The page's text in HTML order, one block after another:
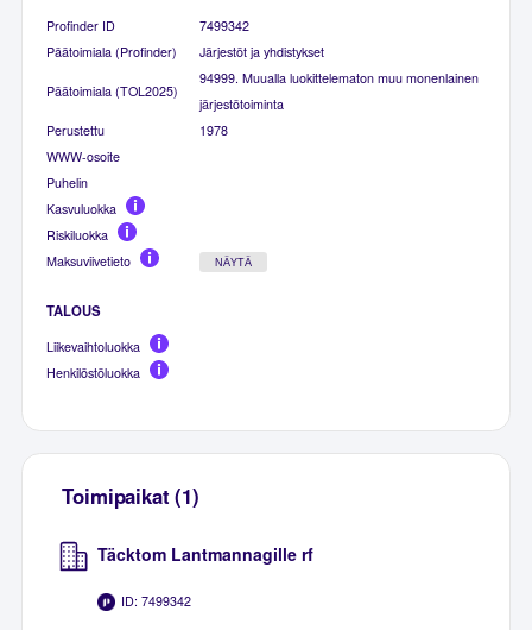
Profinder ID
7499342
Päätoimiala (Profinder)
Järjestöt ja yhdistykset
Päätoimiala (TOL2025)
94999. Muualla luokittelematon muu monenlainen
järjestötoiminta
Perustettu
1978
WWW-osoite
Puhelin
Kasvuluokka
Riskiluokka
Maksuviivetieto
NÄYTÄ
TALOUS
Liikevaihtoluokka
Henkilöstöluokka
Toimipaikat (1)
Täcktom Lantmannagille rf
ID: 7499342